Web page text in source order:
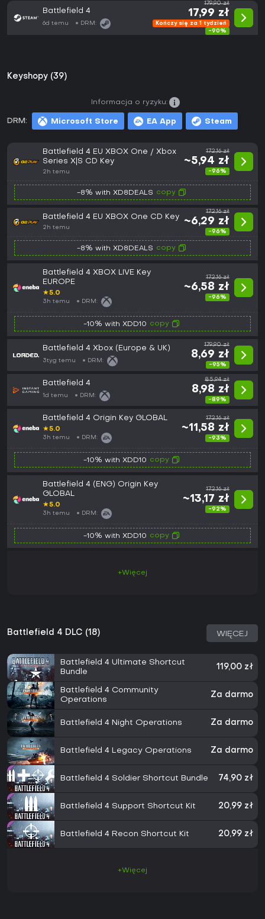
Battlefield 4
6d temu DRM:
179,90 zł
17,99 zł
Kończy się za 1 tydzień
-90%
Keyshopy (39)
DRM: Microsoft Store EA App Steam
Informacja o ryzyku:
Battlefield 4 EU XBOX One / Xbox
Series X|S CD Key
2h temu
172,16 zł
~5,94 zł
-96%
-8% with XD8DEALS copy
Battlefield 4 EU XBOX One CD Key
2h temu
172,16 zł
~6,29 zł
-96%
-8% with XD8DEALS copy
Battlefield 4 XBOX LIVE Key
EUROPE
★5.0
3h temu DRM:
172,16 zł
~6,58 zł
-96%
-10% with XDD10 copy
Battlefield 4 Xbox (Europe & UK)
3tyg temu DRM:
179,90 zł
8,69 zł
-95%
Battlefield 4
1d temu DRM:
85,94 zł
8,98 zł
-89%
Battlefield 4 Origin Key GLOBAL
★5.0
3h temu DRM:
172,16 zł
~11,58 zł
-93%
-10% with XDD10 copy
Battlefield 4 (ENG) Origin Key
GLOBAL
★5.0
3h temu DRM:
172,16 zł
~13,17 zł
-92%
-10% with XDD10 copy
+Więcej
Battlefield 4 DLC (18) WIĘCEJ
Battlefield 4 Ultimate Shortcut
Bundle
119,00 zł
Battlefield 4 Community
Operations
Za darmo
Battlefield 4 Night Operations Za darmo
Battlefield 4 Legacy Operations Za darmo
Battlefield 4 Soldier Shortcut Bundle 74,90 zł
Battlefield 4 Support Shortcut Kit 20,99 zł
Battlefield 4 Recon Shortcut Kit 20,99 zł
+Więcej